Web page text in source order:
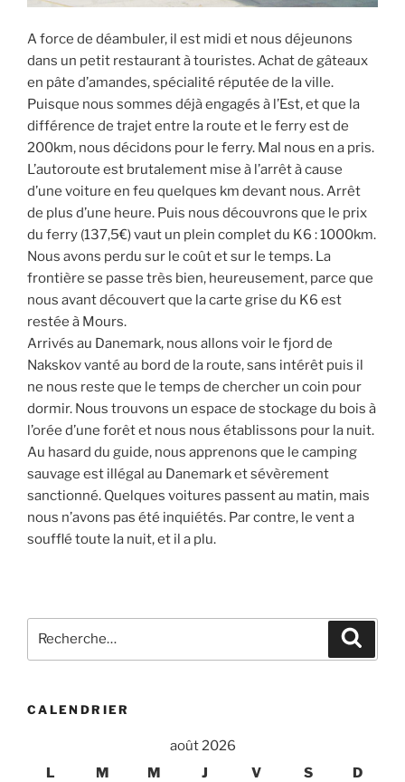
A force de déambuler, il est midi et nous déjeunons
dans un petit restaurant à touristes. Achat de gâteaux
en pâte d’amandes, spécialité réputée de la ville.
Puisque nous sommes déjà engagés à l’Est, et que la
différence de trajet entre la route et le ferry est de
200km, nous décidons pour le ferry. Mal nous en a pris.
L’autoroute est brutalement mise à l’arrêt à cause
d’une voiture en feu quelques km devant nous. Arrêt
de plus d’une heure. Puis nous découvrons que le prix
du ferry (137,5€) vaut un plein complet du K6 : 1000km.
Nous avons perdu sur le coût et sur le temps. La
frontière se passe très bien, heureusement, parce que
nous avant découvert que la carte grise du K6 est
restée à Mours.
Arrivés au Danemark, nous allons voir le fjord de
Nakskov vanté au bord de la route, sans intérêt puis il
ne nous reste que le temps de chercher un coin pour
dormir. Nous trouvons un espace de stockage du bois à
l’orée d’une forêt et nous nous établissons pour la nuit.
Au hasard du guide, nous apprenons que le camping
sauvage est illégal au Danemark et sévèrement
sanctionné. Quelques voitures passent au matin, mais
nous n’avons pas été inquiétés. Par contre, le vent a
soufflé toute la nuit, et il a plu.
pour
CALENDRIER
août 2026
L
M M J V S D